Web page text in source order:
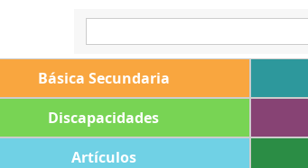
Básica Secundaria
Discapacidades
Artículos